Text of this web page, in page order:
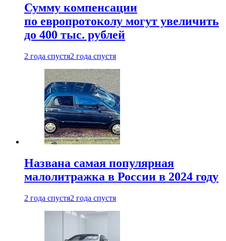
Сумму компенсации
по европротоколу могут увеличить
до 400 тыс. рублей
2 года спустя2 года спустя
Названа самая популярная
малолитражка в России в 2024 году
2 года спустя2 года спустя